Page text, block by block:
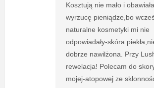
Kosztują nie mało i
wyrzucę pieniądze,bo
naturalne kosmetyki mi nie
odpowiadały-skóra
dobrze nawilżona. Przy
rewelacja! Polecam do
mojej-atopowej ze